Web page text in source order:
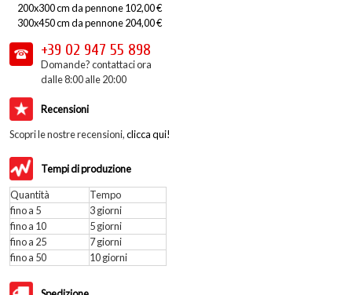
200x300 cm da pennone 102,00 €
300x450 cm da pennone 204,00 €
+39 02 947 55 898
Domande? contattaci ora
dalle 8:00 alle 20:00
Recensioni
Scopri le nostre recensioni,clicca qui!
Tempi di produzione
Quantità
Tempo
fino a 5
3 giorni
fino a 10
5 giorni
fino a 25
7 giorni
fino a 50
10 giorni